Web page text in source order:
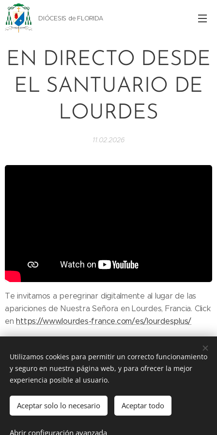
DIÓCESIS de FLORIDA
EN DIRECTO DESDE
EL SANTUARIO DE
LOURDES
11.02.2026
Te invitamos a peregrinar digitalmente al lugar de las
apariciones de Nuestra Señora en Lourdes, Francia. Click
enhttps://www.lourdes-france.com/es/lourdesplus/
Share
Utilizamos cookies para permitir un correcto funcionamiento
y seguro en nuestra página web, y para ofrecer la mejor
experiencia posible al usuario.
Aceptar solo lo necesario Aceptar todo
Abrir configuración avanzada